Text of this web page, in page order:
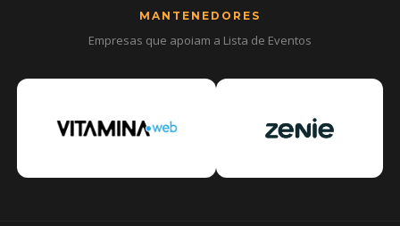
MANTENEDORES
Empresas que apoiam a Lista de Eventos